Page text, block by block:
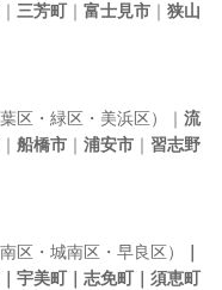
｜ 三芳町｜ 富士見市 ｜ 狭山
区・緑区・美浜区）｜ 流
｜ 船橋市 ｜ 浦安市 ｜ 習志野
区・城南区・早良区）
宇美町｜志免町｜須恵町